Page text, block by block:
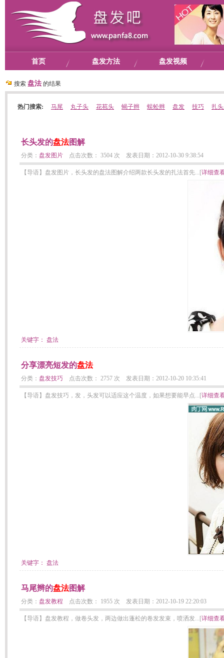
首页 盘发方法 盘发视频
搜索 盘法 的结果
热门搜索: 马尾 丸子头 花苞头 蝎子辫 蜈蚣辫 盘发 技巧 扎
长头发的盘法图解
分类： 盘发图片点击次数： 3504 次 发表日期：2012-10-30 9:38:54
【导语】盘发图片，长头发的盘法图解介绍两款长头发的扎法首先...[详细查
关键字： 盘法
分享漂亮短发的盘法
分类： 盘发技巧点击次数： 2757 次 发表日期：2012-10-20 10:35:41
【导语】盘发技巧，发，头发可以适应这个温度，如果想要能早点...[详细查
关键字： 盘法
马尾辫的盘法图解
分类： 盘发教程 点击次数： 1955 次 发表日期：2012-10-19 22:20:03
【导语】盘发教程，做卷头发，两边做出蓬松的卷发发束，喷洒发...[详细查